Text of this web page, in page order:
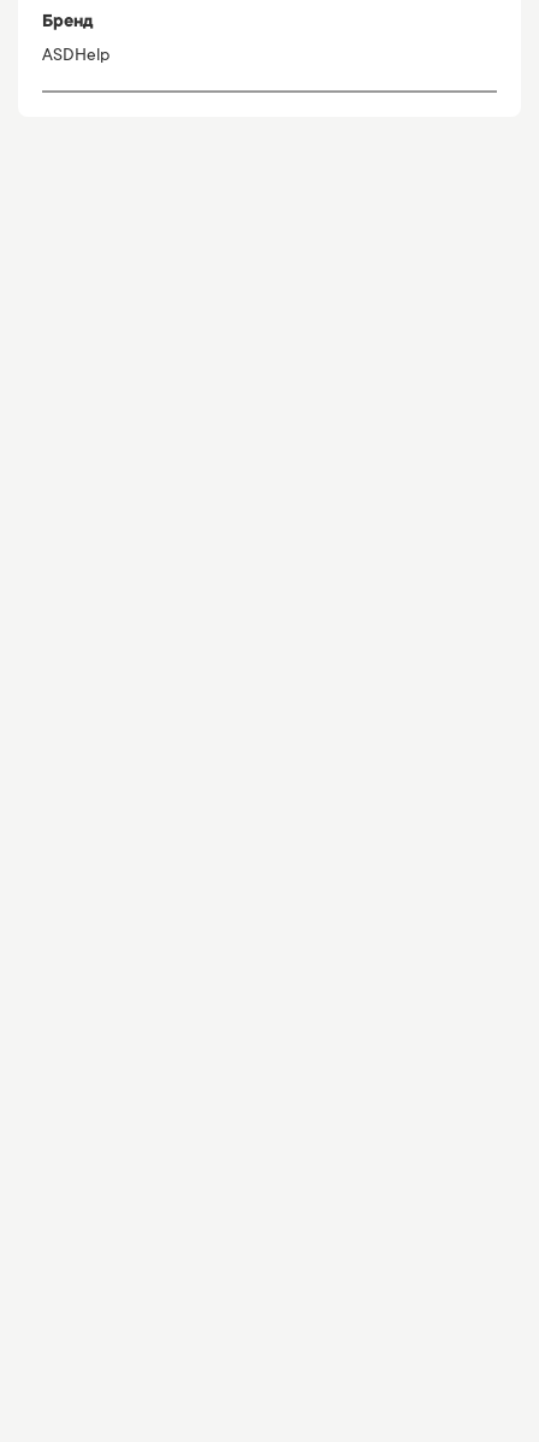
Бренд
ASDHelp